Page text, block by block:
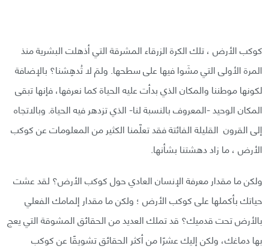
كوكب الأرض ، تلك الكرة الزرقاء المشرقة التي أذهلت البشرية منذ
المرة الأولى التي مشَوا فيها على سطحها. ولمَ لا تُدهِشنا؟ بالإضافة
لكونها موطننا والمكان الذي بدأت عليه الحياة كما نعرفها، فإنها تبقى
المكان الوحيد -المعروف بالنسبة لنا- الذي تزدهر فيه الحياة. وبالاتجاه
إلى القرون القليلة الفائتة فقد تعلّمنا الكثير من المعلومات عن كوكب
الأرض ، ما زاد دهشتنا بشأنها.
ولكن ما مقدار معرفة الإنسان العادي حول كوكب الأرض؟ لقد عشت
حياتك بأكملها على كوكب الأرض ؛ ولكن ما مقدار إلمامك الفعلي
بالأرض تحت قدميك؟ قد تملك العديد من الحقائق المشوقة التي يعج
بها دماغك، ولكن إليك عشرًا من أكثر الحقائق تشويقًا عن كوكب